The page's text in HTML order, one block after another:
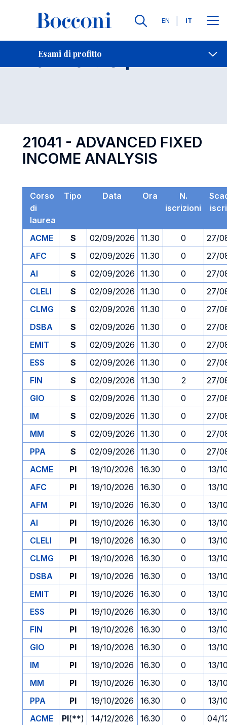
Lingue
EN IT
Esami di profitto
Contatti
Esame 21041 Open
21041 - ADVANCED FIXED
INCOME ANALYSIS
Corso
di
laurea
Tipo Data Ora
N.
iscrizioni
ACME S 02/09/2026 11.30 0
27/
AFC
S 02/09/2026 11.30 0
27/
AI
S 02/09/2026 11.30 0
27/
CLELI
S 02/09/2026 11.30 0
27/
CLMG
S 02/09/2026 11.30 0
27/
DSBA
S 02/09/2026 11.30 0
27/
EMIT
S 02/09/2026 11.30 0
27/
ESS
S 02/09/2026 11.30 0
27/
FIN
S 02/09/2026 11.30 2
27/
GIO
S 02/09/2026 11.30 0
27/
IM
S 02/09/2026 11.30 0
27/
MM
S 02/09/2026 11.30 0
27/
PPA
S 02/09/2026 11.30 0
27/
ACME
PI 19/10/2026 16.30 0
13/
AFC
PI 19/10/2026 16.30 0
13/
AFM
PI 19/10/2026 16.30 0
13/
AI
PI 19/10/2026 16.30 0
13/
CLELI
PI 19/10/2026 16.30 0
13/
CLMG
PI 19/10/2026 16.30 0
13/
DSBA
PI 19/10/2026 16.30 0
13/
EMIT
PI 19/10/2026 16.30 0
13/
ESS
PI 19/10/2026 16.30 0
13/
FIN
PI 19/10/2026 16.30 0
13/
GIO
PI 19/10/2026 16.30 0
13/
IM
PI 19/10/2026 16.30 0
13/
MM
PI 19/10/2026 16.30 0
13/
PPA
PI 19/10/2026 16.30 0
13/
ACME
PI(**) 14/12/2026 16.30 0
04/